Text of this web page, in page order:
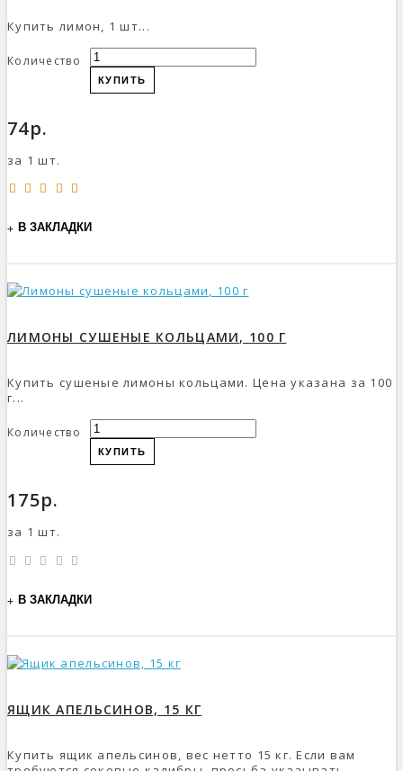
Купить лимон, 1 шт...
Количество
КУПИТЬ
74р.
за 1 шт.
В ЗАКЛАДКИ
ЛИМОНЫ СУШЕНЫЕ КОЛЬЦАМИ, 100 Г
Купить сушеные лимоны кольцами. Цена указана за 100
г...
Количество
КУПИТЬ
175р.
за 1 шт.
В ЗАКЛАДКИ
ЯЩИК АПЕЛЬСИНОВ, 15 КГ
Купить ящик апельсинов, вес нетто 15 кг. Если вам